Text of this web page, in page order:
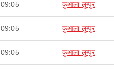
09:05 कुआला लुम्पुर
09:05 कुआला लुम्पुर
09:05 कुआला लुम्पुर